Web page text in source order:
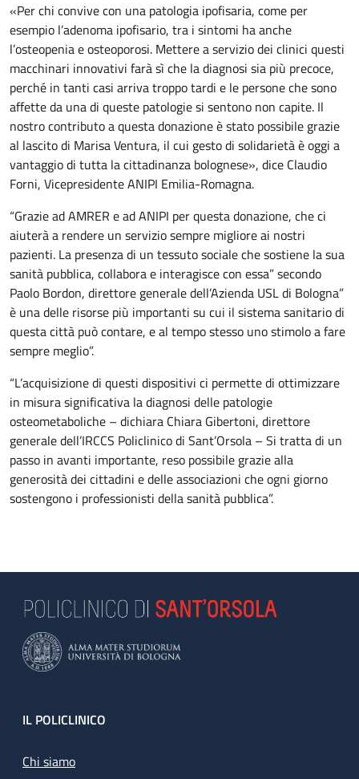
«Per chi convive con una patologia ipofisaria, come per
esempio l’adenoma ipofisario, tra i sintomi ha anche
l’osteopenia e osteoporosi. Mettere a servizio dei clinici questi
macchinari innovativi farà sì che la diagnosi sia più precoce,
perché in tanti casi arriva troppo tardi e le persone che sono
affette da una di queste patologie si sentono non capite. Il
nostro contributo a questa donazione è stato possibile grazie
al lascito di Marisa Ventura, il cui gesto di solidarietà è oggi a
vantaggio di tutta la cittadinanza bolognese», dice Claudio
Forni, Vicepresidente ANIPI Emilia-Romagna.
“Grazie ad AMRER e ad ANIPI per questa donazione, che ci
aiuterà a rendere un servizio sempre migliore ai nostri
pazienti. La presenza di un tessuto sociale che sostiene la sua
sanità pubblica, collabora e interagisce con essa” secondo
Paolo Bordon, direttore generale dell’Azienda USL di Bologna”
è una delle risorse più importanti su cui il sistema sanitario di
questa città può contare, e al tempo stesso uno stimolo a fare
sempre meglio”.
“L’acquisizione di questi dispositivi ci permette di ottimizzare
in misura significativa la diagnosi delle patologie
osteometaboliche – dichiara Chiara Gibertoni, direttore
generale dell’IRCCS Policlinico di Sant’Orsola – Si tratta di un
passo in avanti importante, reso possibile grazie alla
generosità dei cittadini e delle associazioni che ogni giorno
sostengono i professionisti della sanità pubblica”.
Footer
IL POLICLINICO
Chi siamo